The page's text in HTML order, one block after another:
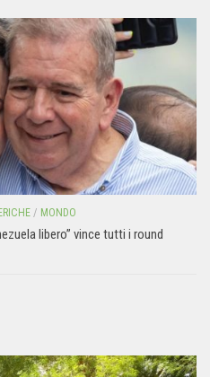
/ MONDO
libero” vince tutti i round